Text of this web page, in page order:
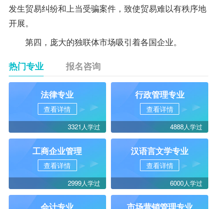
发生贸易纠纷和上当受骗案件，致使贸易难以有秩序地
开展。
第四，庞大的独联体市场吸引着各国企业。
热门专业 报名咨询
法律专业
查看详情
3321人学过
行政管理专业
查看详情
4888人学过
工商企业管理
查看详情
2999人学过
汉语言文学专业
查看详情
6000人学过